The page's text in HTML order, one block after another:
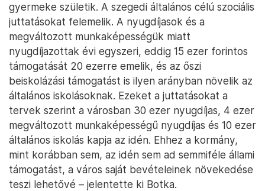
gyermeke születik. A szegedi általános célú szociális
juttatásokat felemelik. A nyugdíjasok és a
megváltozott munkaképességük miatt
nyugdíjazottak évi egyszeri, eddig 15 ezer forintos
támogatását 20 ezerre emelik, és az őszi
beiskolázási támogatást is ilyen arányban növelik az
általános iskolásoknak. Ezeket a juttatásokat a
tervek szerint a városban 30 ezer nyugdíjas, 4 ezer
megváltozott munkaképességű nyugdíjas és 10 ezer
általános iskolás kapja az idén. Ehhez a kormány,
mint korábban sem, az idén sem ad semmiféle állami
támogatást, a város saját bevételeinek növekedése
teszi lehetővé – jelentette ki Botka.